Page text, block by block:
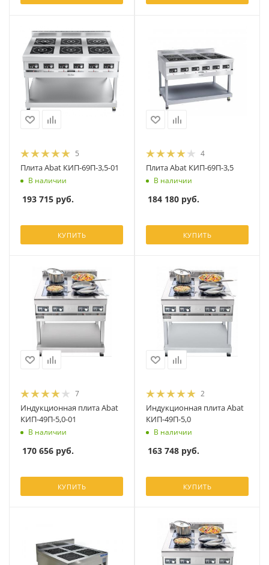
5
Плита Abat КИП-69П-3,5-01
В наличии
193 715 руб.
КУПИТЬ
4
Плита Abat КИП-69П-3,5
В наличии
184 180 руб.
КУПИТЬ
7
Индукционная плита Abat
КИП-49П-5,0-01
В наличии
170 656 руб.
КУПИТЬ
2
Индукционная плита Abat
КИП-49П-5,0
В наличии
163 748 руб.
КУПИТЬ